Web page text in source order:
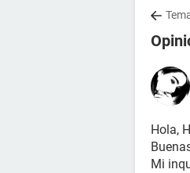
Hola,
Mi